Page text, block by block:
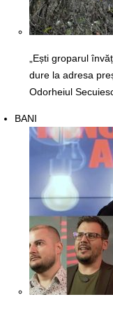
„Ești groparul
dure la adresa
Odorheiul
BANI